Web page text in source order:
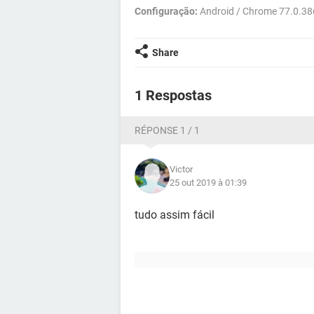
Configuração: Android / Chrome
Share
1 Respostas
RÉPONSE 1 / 1
Victor
25 out 2019 à 01:39
tudo assim fácil